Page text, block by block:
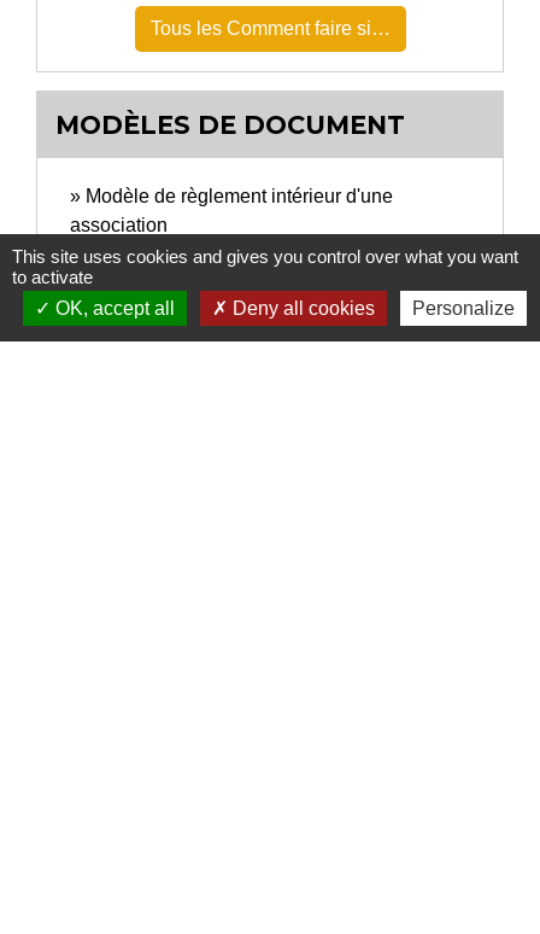
Tous les Comment faire si…
MODÈLES DE DOCUMENT
Modèle de règlement intérieur d'une
association
Modèle de statuts d'association reconnue
d'utilité publique
This site uses cookies and gives you control over what you want
to activate
OK, accept all
Deny all cookies Personalize